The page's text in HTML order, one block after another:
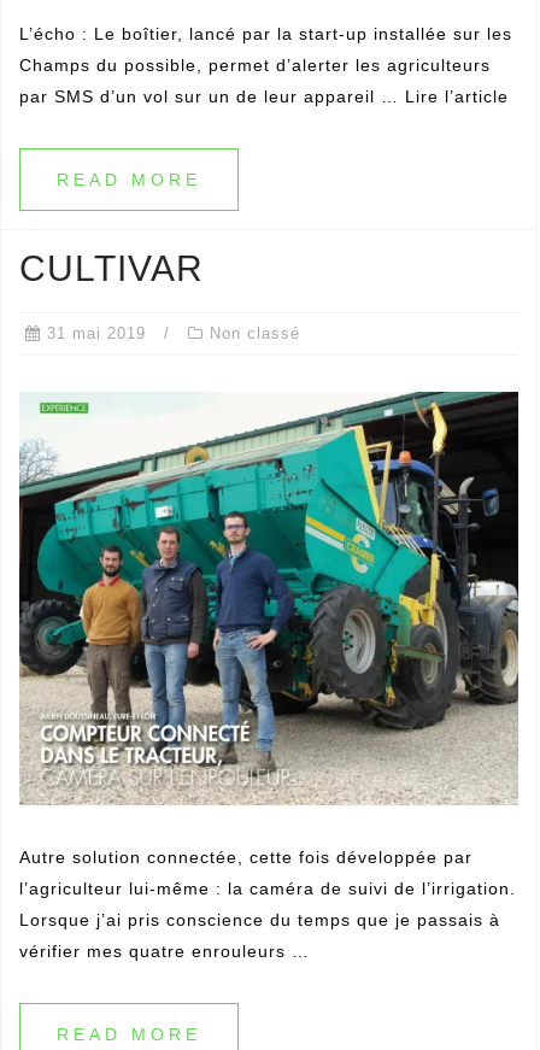
L’écho : Le boîtier, lancé par la start-up installée sur les
Champs du possible, permet d’alerter les agriculteurs
par SMS d’un vol sur un de leur appareil … Lire l’article
READ MORE
CULTIVAR
31 mai 2019 Non classé
Autre solution connectée, cette fois développée par
l’agriculteur lui-même : la caméra de suivi de l’irrigation.
Lorsque j’ai pris conscience du temps que je passais à
vérifier mes quatre enrouleurs …
READ MORE